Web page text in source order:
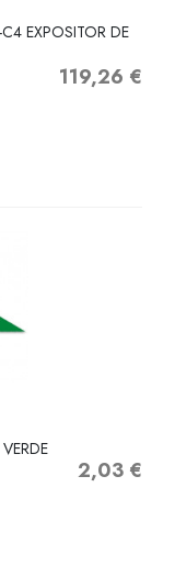
EXPOSITOR DE
Precio
119,26 €
Precio
2,03 €